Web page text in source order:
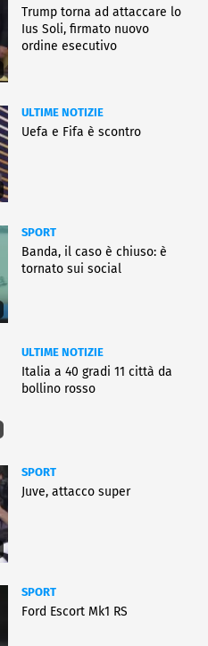
Trump torna ad attaccare lo
Ius Soli, firmato nuovo
ordine esecutivo
ULTIME NOTIZIE
Uefa e Fifa è scontro
SPORT
Banda, il caso è chiuso: è
tornato sui social
ULTIME NOTIZIE
Italia a 40 gradi 11 città da
bollino rosso
SPORT
Juve, attacco super
SPORT
Ford Escort Mk1 RS